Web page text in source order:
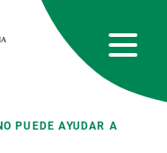
PUEDE AYUDAR A